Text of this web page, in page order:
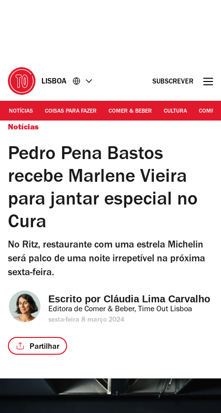
LISBOA SUBSCREVER
NOTÍCIAS COISAS PARA FAZER COMER & BEBER CULTURA
Notícias
Pedro Pena Bastos
recebe Marlene Vieira
para jantar especial no
Cura
No Ritz, restaurante com uma estrela Michelin
será palco de uma noite irrepetível na próxima
sexta-feira.
Escrito por Cláudia Lima Carvalho
Editora de Comer & Beber, Time Out Lisboa
sexta-feira 8 março 2024
Partilhar